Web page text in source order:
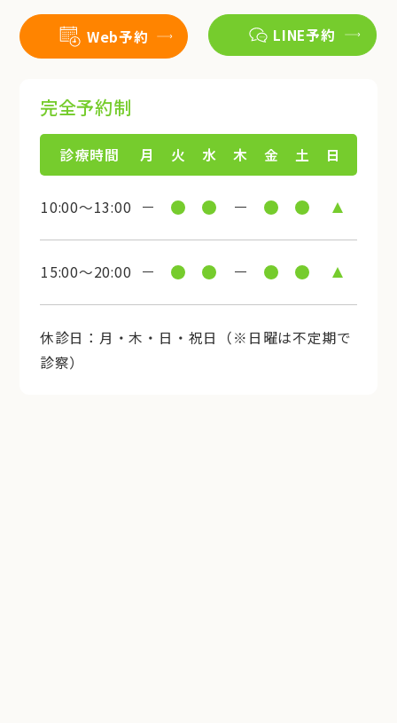
Web予約 LINE予約
完全予約制
診療時間 月 火 水 木 金 土 日
10:00～13:00
15:00～20:00
休診日：月・木・日・祝日（※日曜は不定期で
診察）